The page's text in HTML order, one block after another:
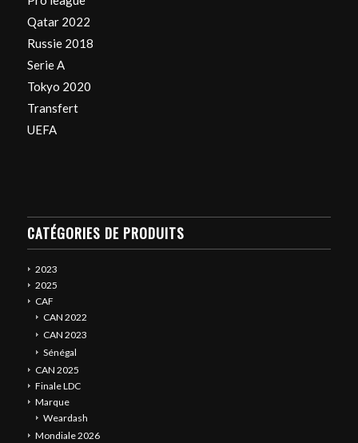
Qatar 2022
Russie 2018
Serie A
Tokyo 2020
Transfert
UEFA
CATÉGORIES DE PRODUITS
2023
2025
CAF
CAN 2022
CAN 2023
Sénégal
CAN 2025
Finale LDC
Marque
Weardash
Mondiale 2026